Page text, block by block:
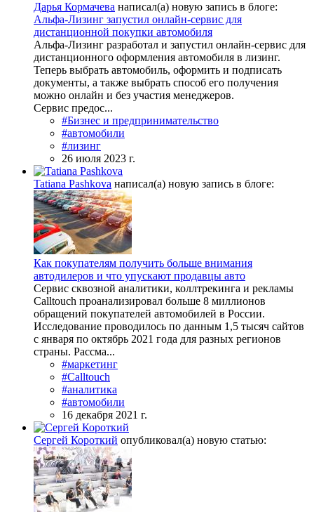
Дарья Кормачева написал(а) новую запись в блоге:
Альфа-Лизинг запустил онлайн-сервис для
дистанционной покупки автомобиля
Альфа-Лизинг разработал и запустил онлайн-сервис для
дистанционного оформления автомобиля в лизинг.
Теперь выбрать автомобиль, оформить и подписать
документы, а также выбрать способ его получения
можно онлайн и без участия менеджеров.
Сервис предос...
#Бизнес и предпринимательство
#автомобили
#лизинг
26 июля 2023 г.
Tatiana Pashkova написал(а) новую запись в блоге:
Как покупателям получить больше внимания
автодилеров и что упускают продавцы авто
Сервис сквозной аналитики, коллтрекинга и рекламы
Calltouch проанализировал больше 8 миллионов
обращений покупателей автомобилей в России.
Исследование проводилось по данным 1,5 тысяч сайтов
с января по октябрь 2021 года для разных регионов
страны. Рассма...
#маркетинг
#Calltouch
#аналитика
#автомобили
16 декабря 2021 г.
Сергей Короткий опубликовал(а) новую статью: